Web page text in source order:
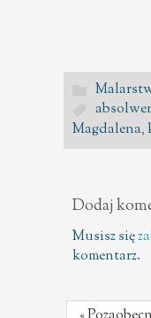
Magdalena,
Dodaj
Musisz się
komentarz.